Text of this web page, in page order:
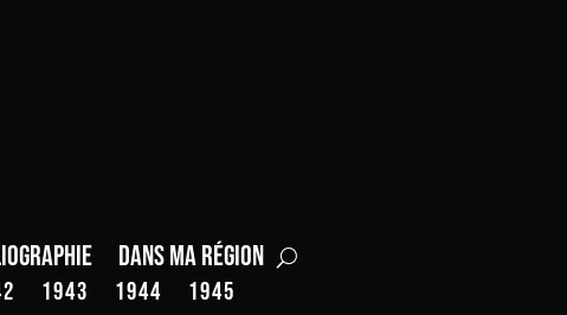
Dans ma région
1943 1944 1945